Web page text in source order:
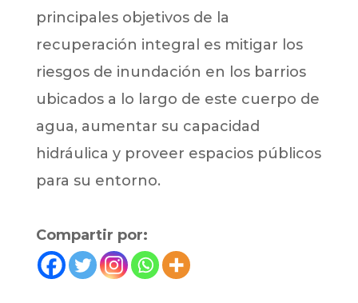
principales objetivos de la
recuperación integral es mitigar los
riesgos de inundación en los barrios
ubicados a lo largo de este cuerpo de
agua, aumentar su capacidad
hidráulica y proveer espacios públicos
para su entorno.
Compartir por: